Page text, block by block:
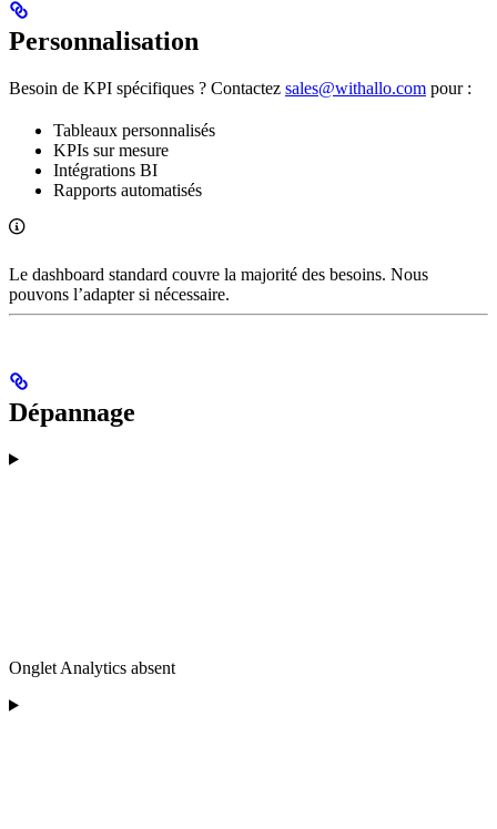
Personnalisation
Besoin de KPI spécifiques ? Contactez sales@withallo.com pour :
Tableaux personnalisés
KPIs sur mesure
Intégrations BI
Rapports automatisés
Le dashboard standard couvre la majorité des besoins. Nous
pouvons l’adapter si nécessaire.
Dépannage
Onglet Analytics absent